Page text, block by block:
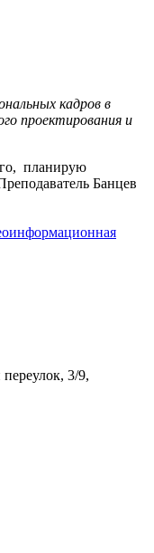
кадров в
проектирования и
планирую
Банцев
3/9,